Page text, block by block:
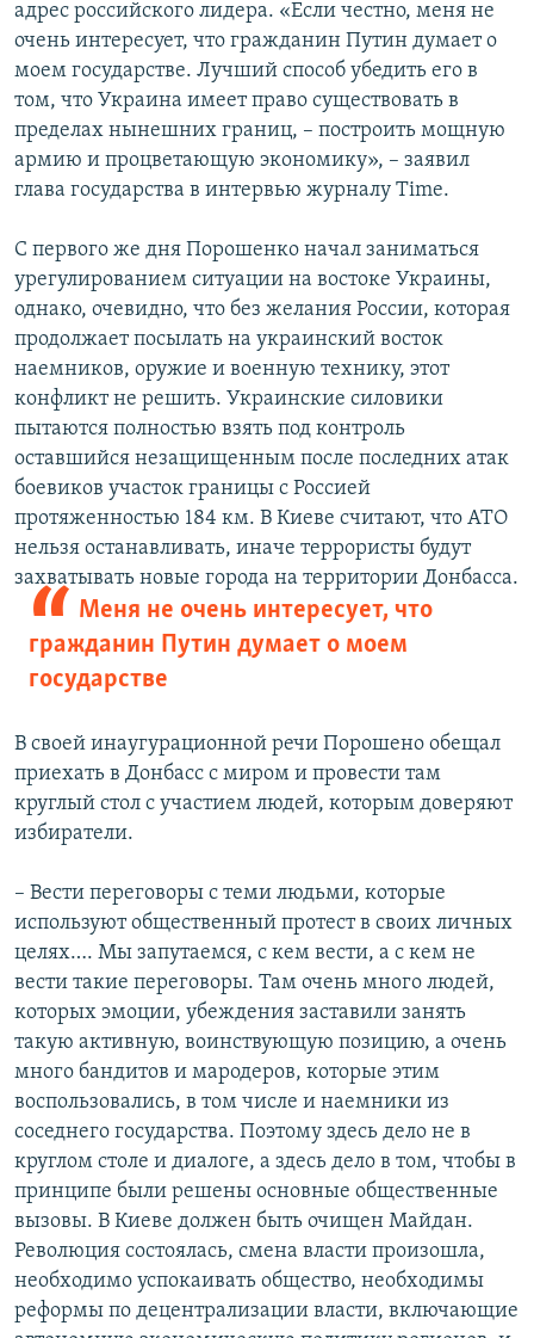
адрес российского лидера. «Если честно, меня не
очень интересует, что гражданин Путин думает о
моем государстве. Лучший способ убедить его в
том, что Украина имеет право существовать в
пределах нынешних границ, – построить мощную
армию и процветающую экономику», – заявил
глава государства в интервью журналу Time.
С первого же дня Порошенко начал заниматься
урегулированием ситуации на востоке Украины,
однако, очевидно, что без желания России, которая
продолжает посылать на украинский восток
наемников, оружие и военную технику, этот
конфликт не решить. Украинские силовики
пытаются полностью взять под контроль
оставшийся незащищенным после последних атак
боевиков участок границы с Россией
протяженностью 184 км. В Киеве считают, что АТО
нельзя останавливать, иначе террористы будут
захватывать новые города на территории Донбасса.
Меня не очень интересует, что
гражданин Путин думает о моем
государстве
В своей инаугурационной речи Порошено обещал
приехать в Донбасс с миром и провести там
круглый стол с участием людей, которым доверяют
избиратели.
– Вести переговоры с теми людьми, которые
используют общественный протест в своих личных
целях…. Мы запутаемся, с кем вести, а с кем не
вести такие переговоры. Там очень много людей,
которых эмоции, убеждения заставили занять
такую активную, воинствующую позицию, а очень
много бандитов и мародеров, которые этим
воспользовались, в том числе и наемники из
соседнего государства. Поэтому здесь дело не в
круглом столе и диалоге, а здесь дело в том, чтобы в
принципе были решены основные общественные
вызовы. В Киеве должен быть очищен Майдан.
Революция состоялась, смена власти произошла,
необходимо успокаивать общество, необходимы
реформы по децентрализации власти, включающие